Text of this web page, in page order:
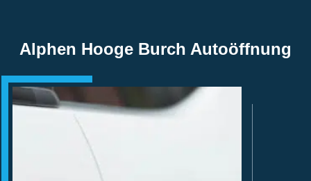
Alphen Hooge Burch Autoöffnung